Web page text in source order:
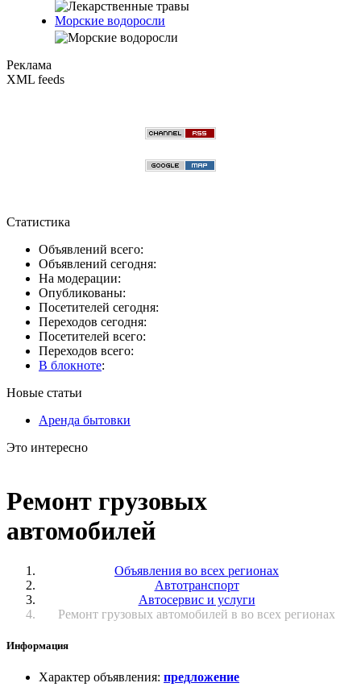
Морские водоросли
Реклама
XML feeds
Статистика
Объявлений всего:
Объявлений сегодня:
На модерации:
Опубликованы:
Посетителей сегодня:
Переходов сегодня:
Посетителей всего:
Переходов всего:
В блокноте:
Новые статьи
Аренда бытовки
Это интересно
Ремонт грузовых
автомобилей
Объявления во всех регионах
Автотранспорт
Автосервис и услуги
Ремонт грузовых автомобилей в во всех регионах
Информация
Характер объявления: предложение